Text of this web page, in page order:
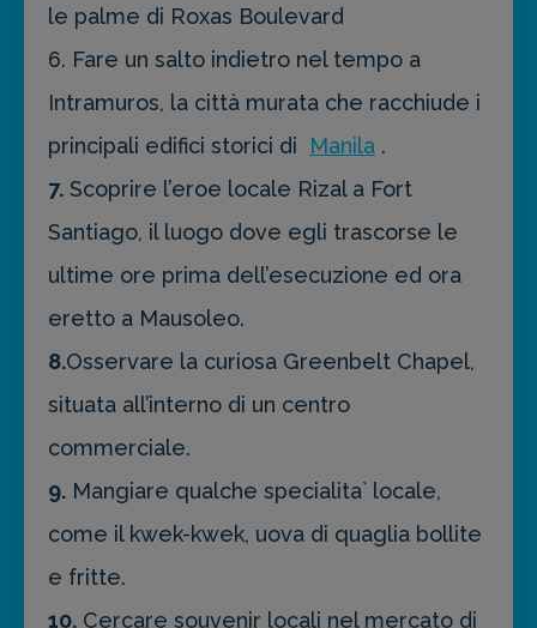
le palme di Roxas Boulevard
6. Fare un salto indietro nel tempo a
Intramuros, la città murata che racchiude i
principali edifici storici di
Manila .
7. Scoprire l’eroe locale Rizal a Fort
Santiago, il luogo dove egli trascorse le
ultime ore prima dell’esecuzione ed ora
eretto a Mausoleo.
8.Osservare la curiosa Greenbelt Chapel,
situata all’interno di un centro
commerciale.
9. Mangiare qualche specialita` locale,
come il kwek-kwek, uova di quaglia bollite
e fritte.
10. Cercare souvenir locali nel mercato di